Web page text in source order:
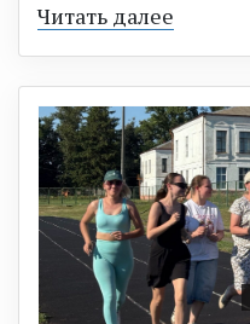
Читать далее